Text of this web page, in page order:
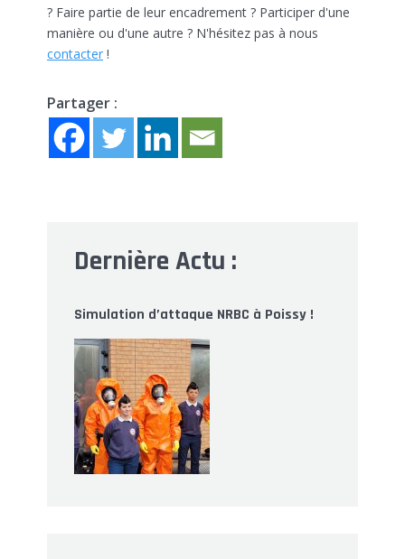
? Faire partie de leur encadrement ? Participer d'une
manière ou d'une autre ? N'hésitez pas à nous
contacter !
Partager :
Dernière Actu :
Simulation d’attaque NRBC à Poissy !